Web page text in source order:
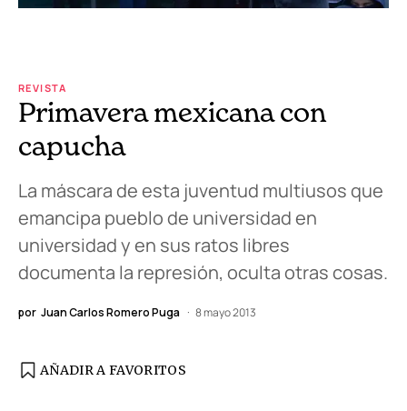
REVISTA
Primavera mexicana con
capucha
La máscara de esta juventud multiusos que
emancipa pueblo de universidad en
universidad y en sus ratos libres
documenta la represión, oculta otras cosas.
por Juan Carlos Romero Puga 8 mayo 2013
AÑADIR A FAVORITOS